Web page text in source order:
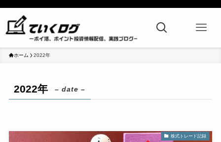
ホーム 2022年
2022年 – date –
株式トレード記録